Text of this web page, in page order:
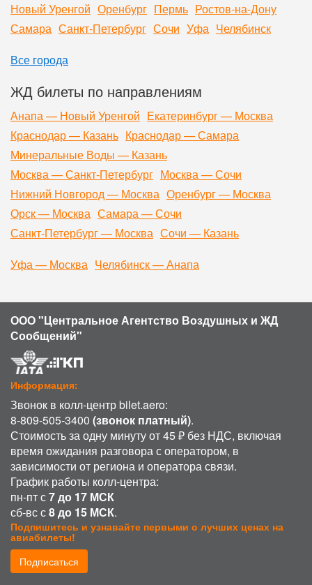
Новый Уренгой Оренбург Пермь Ростов-на-Дону
Самара Санкт-Петербург Сочи Уфа Челябинск
Все города
ЖД билеты по направлениям
Анапа — Новый Уренгой Екатеринбург — Москва
Краснодар — Казань Краснодар — Самара
Минеральные Воды — Казань
Москва — Санкт-Петербург Москва — Сочи
Нижний Новгород — Москва Оренбург — Москва
Орск — Москва Самара — Сочи
Санкт-Петербург — Москва Сочи — Казань
Уфа — Москва Челябинск — Анапа
ООО "Центральное Агентство Воздушных и ЖД
Сообщений"
Информация:
Звонок в колл-центр bilet.aero:
8-809-505-3400 (звонок платный).
Стоимость за одну минуту от 45 ₽ без НДС, включая
время ожидания разговора с оператором, в
зависимости от региона и оператора связи.
График работы колл-центра:
пн-пт с7 до 17 МСК
сб-вс с8 до 15 МСК.
Подпишитесь и узнавайте первыми о лучших ценах на
авиабилеты!
Подписаться